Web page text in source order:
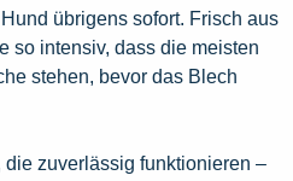
übrigens sofort. Frisch aus
so intensiv, dass die meisten
stehen, bevor das Blech
zuverlässig funktionieren –